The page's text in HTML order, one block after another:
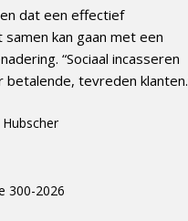
dat een effectief
kan gaan met een
“Sociaal incasseren
tevreden
300-2026